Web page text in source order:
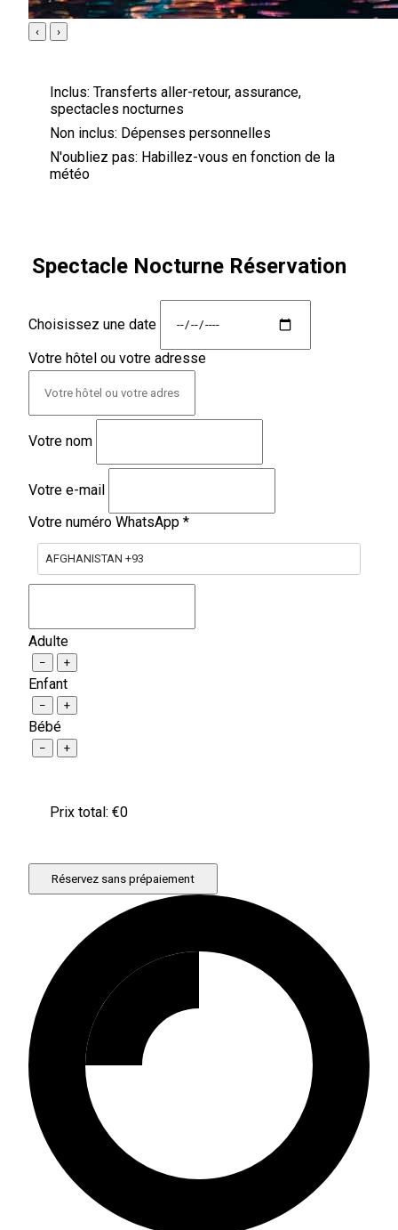
‹ ›
Inclus: Transferts aller-retour, assurance,
spectacles nocturnes
Non inclus: Dépenses personnelles
N'oubliez pas: Habillez-vous en fonction de la
météo
Spectacle Nocturne Réservation
Choisissez une date
Votre hôtel ou votre adresse
Votre nom
Votre e-mail
Votre numéro WhatsApp *
AFGHANISTAN +93
Adulte
− +
Enfant
− +
Bébé
− +
Prix ​​total: €0
Réservez sans prépaiement